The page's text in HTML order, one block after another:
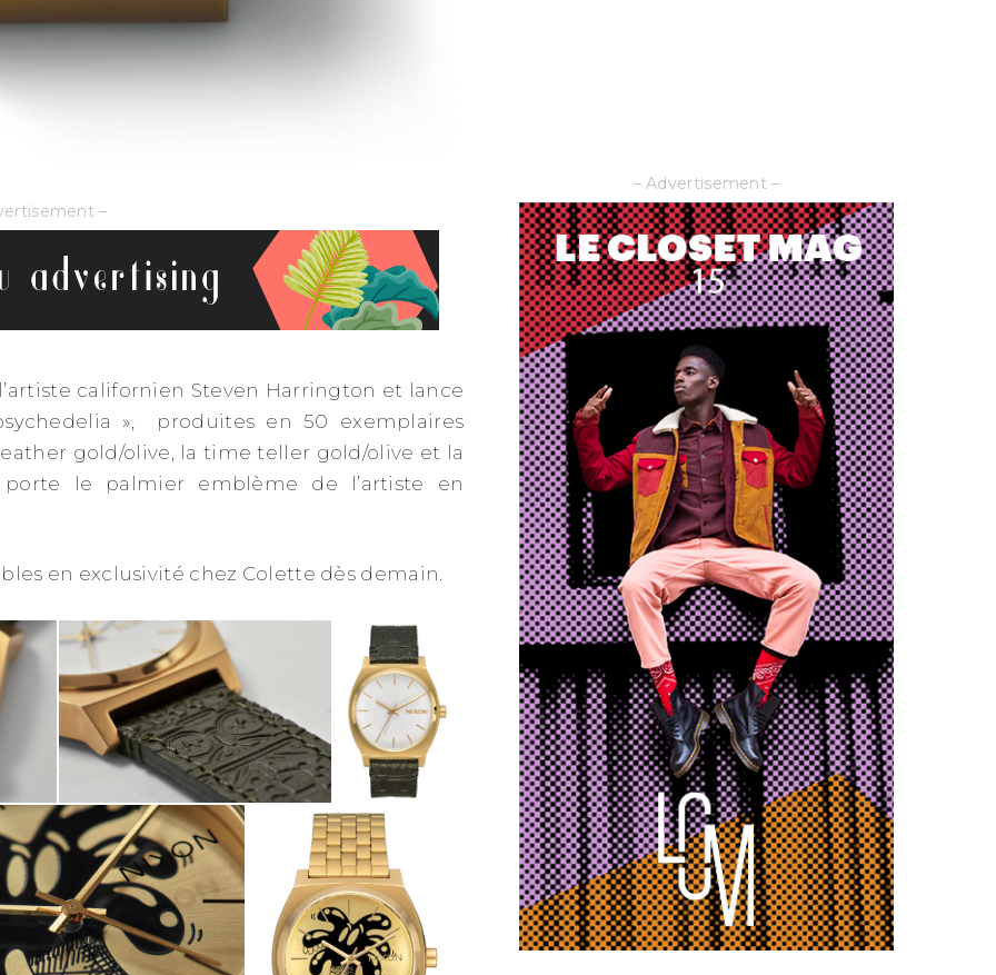
–
californien Steven Harrington et lance
», produites en 50 exemplaires
gold/olive, la time teller gold/olive et la
le palmier emblème de l’artiste en
en exclusivité chez Colette dès demain.
– Advertisement –